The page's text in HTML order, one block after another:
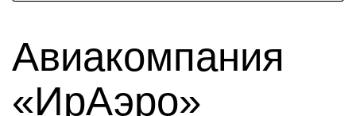
Авиакомпания
«ИрАэро»